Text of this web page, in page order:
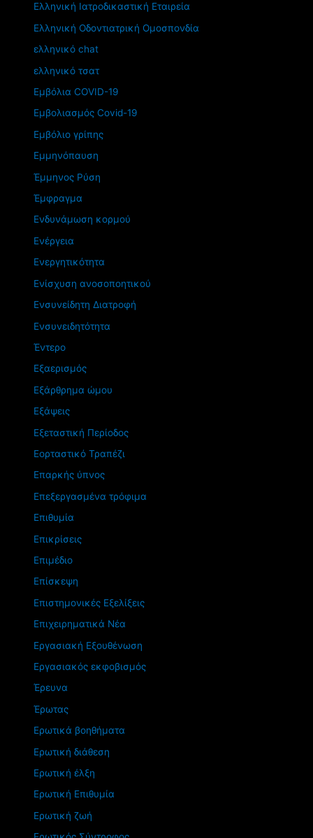
Ελληνική Ιατροδικαστική Εταιρεία
Ελληνική Οδοντιατρική Ομοσπονδία
ελληνικό chat
ελληνικό τσατ
Εμβόλια COVID-19
Εμβολιασμός Covid-19
Εμβόλιο γρίπης
Εμμηνόπαυση
Έμμηνος Ρύση
Έμφραγμα
Ενδυνάμωση κορμού
Ενέργεια
Ενεργητικότητα
Ενίσχυση ανοσοποητικού
Ενσυνείδητη Διατροφή
Ενσυνειδητότητα
Έντερο
Εξαερισμός
Εξάρθρημα ώμου
Εξάψεις
Εξεταστική Περίοδος
Εορταστικό Τραπέζι
Επαρκής ύπνος
Επεξεργασμένα τρόφιμα
Επιθυμία
Επικρίσεις
Επιμέδιο
Επίσκεψη
Επιστημονικές Εξελίξεις
Επιχειρηματικά Νέα
Εργασιακή Εξουθένωση
Εργασιακός εκφοβισμός
Έρευνα
Έρωτας
Ερωτικά βοηθήματα
Ερωτική διάθεση
Ερωτική έλξη
Ερωτική Επιθυμία
Ερωτική ζωή